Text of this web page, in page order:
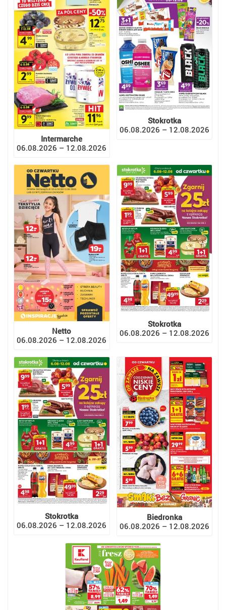
Intermarche
06.08.2026 – 12.08.2026
Stokrotka
06.08.2026 – 12.08.2026
Netto
06.08.2026 – 12.08.2026
Stokrotka
06.08.2026 – 12.08.2026
Stokrotka
06.08.2026 – 12.08.2026
Biedronka
06.08.2026 – 12.08.2026